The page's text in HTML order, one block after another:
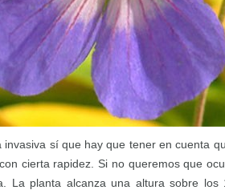
invasiva sí que hay que tener en cuenta
cierta rapidez. Si no queremos que
La planta alcanza una altura sobre